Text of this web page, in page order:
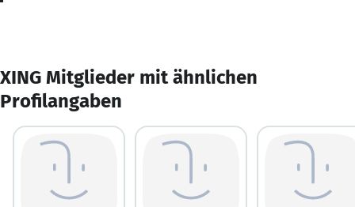
XING Mitglieder mit ähnlichen
Profilangaben